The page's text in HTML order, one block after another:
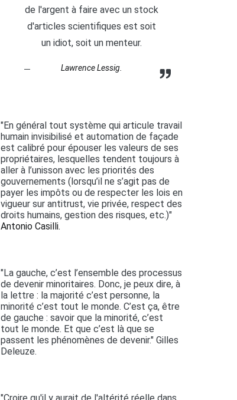
de l'argent à faire avec un stock
d'articles scientifiques est soit
un idiot, soit un menteur.
Lawrence Lessig.
"En général tout système qui articule travail
humain invisibilisé et automation de façade
est calibré pour épouser les valeurs de ses
propriétaires, lesquelles tendent toujours à
aller à l’unisson avec les priorités des
gouvernements (lorsqu’il ne s’agit pas de
payer les impôts ou de respecter les lois en
vigueur sur antitrust, vie privée, respect des
droits humains, gestion des risques, etc.)"
Antonio Casilli.
"La gauche, c’est l’ensemble des processus
de devenir minoritaires. Donc, je peux dire, à
la lettre : la majorité c’est personne, la
minorité c’est tout le monde. C’est ça, être
de gauche : savoir que la minorité, c’est
tout le monde. Et que c’est là que se
passent les phénomènes de devenir." Gilles
Deleuze.